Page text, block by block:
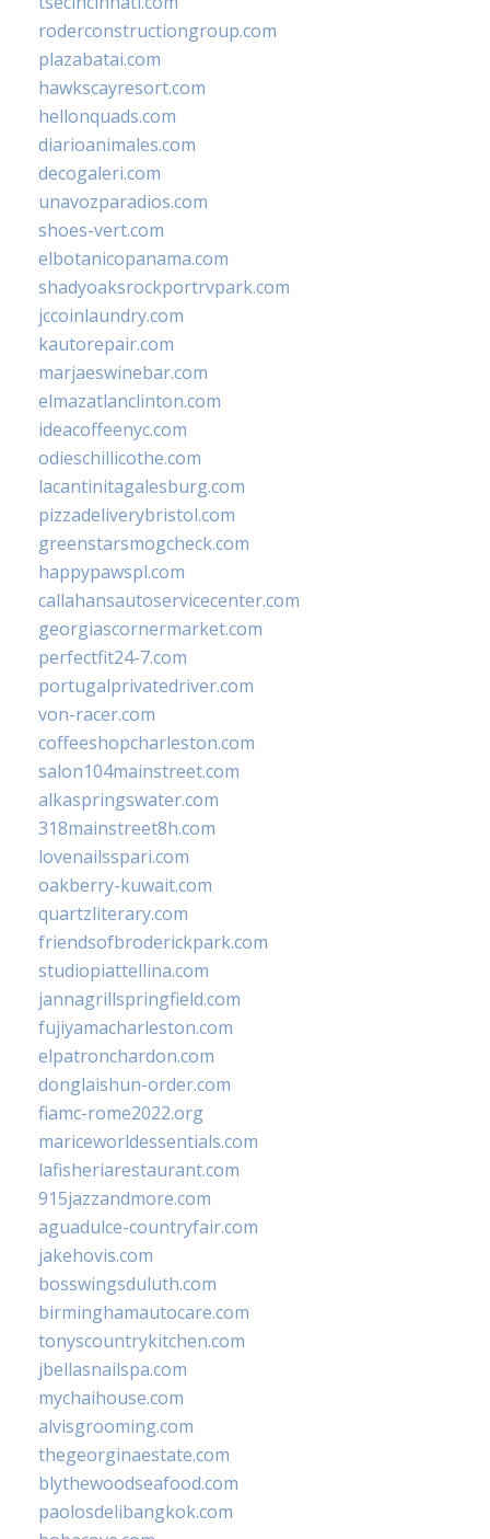
roderconstructiongroup.com
plazabatai.com
hawkscayresort.com
hellonquads.com
diarioanimales.com
decogaleri.com
unavozparadios.com
shoes-vert.com
elbotanicopanama.com
shadyoaksrockportrvpark.com
jccoinlaundry.com
kautorepair.com
marjaeswinebar.com
elmazatlanclinton.com
ideacoffeenyc.com
odieschillicothe.com
lacantinitagalesburg.com
pizzadeliverybristol.com
greenstarsmogcheck.com
happypawspl.com
callahansautoservicecenter.com
georgiascornermarket.com
perfectfit24-7.com
portugalprivatedriver.com
von-racer.com
coffeeshopcharleston.com
salon104mainstreet.com
alkaspringswater.com
318mainstreet8h.com
lovenailsspari.com
oakberry-kuwait.com
quartzliterary.com
friendsofbroderickpark.com
studiopiattellina.com
jannagrillspringfield.com
fujiyamacharleston.com
elpatronchardon.com
donglaishun-order.com
fiamc-rome2022.org
mariceworldessentials.com
lafisheriarestaurant.com
915jazzandmore.com
aguadulce-countryfair.com
jakehovis.com
bosswingsduluth.com
birminghamautocare.com
tonyscountrykitchen.com
jbellasnailspa.com
mychaihouse.com
alvisgrooming.com
thegeorginaestate.com
blythewoodseafood.com
paolosdelibangkok.com